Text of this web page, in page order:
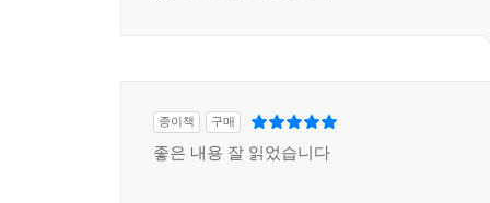
종이책 구매
좋은 내용 잘 읽었습니다